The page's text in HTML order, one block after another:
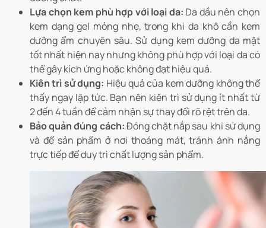
Lựa chọn kem phù hợp với loại da: Da dầu nên chọn
kem dạng gel mỏng nhẹ, trong khi da khô cần kem
dưỡng ẩm chuyên sâu. Sử dụng kem dưỡng da mặt
tốt nhất hiện nay nhưng không phù hợp với loại da có
thể gây kích ứng hoặc không đạt hiệu quả.
Kiên trì sử dụng: Hiệu quả của kem dưỡng không thể
thấy ngay lập tức. Bạn nên kiên trì sử dụng ít nhất từ
2 đến 4 tuần để cảm nhận sự thay đổi rõ rệt trên da.
Bảo quản đúng cách:Đóng chặt nắp sau khi sử dụng
và để sản phẩm ở nơi thoáng mát, tránh ánh nắng
trực tiếp để duy trì chất lượng sản phẩm.